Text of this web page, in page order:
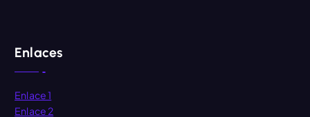
Enlaces
Enlace 1
Enlace 2